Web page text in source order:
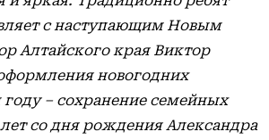
с наступающим Новым
Алтайского края Виктор
новогодних
году – сохранение семейных
лет со дня рождения Александра